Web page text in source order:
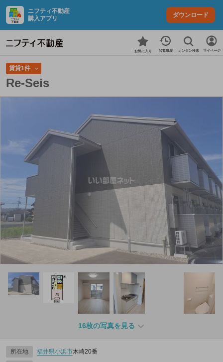
ニフティ不動産
購入アプリ
ダウンロード
お気に入り 閲覧履歴 カンタン検索 マイページ
賃貸1件
Re-Seis
16枚の写真を見る
所在地 福井県小浜市木崎20番